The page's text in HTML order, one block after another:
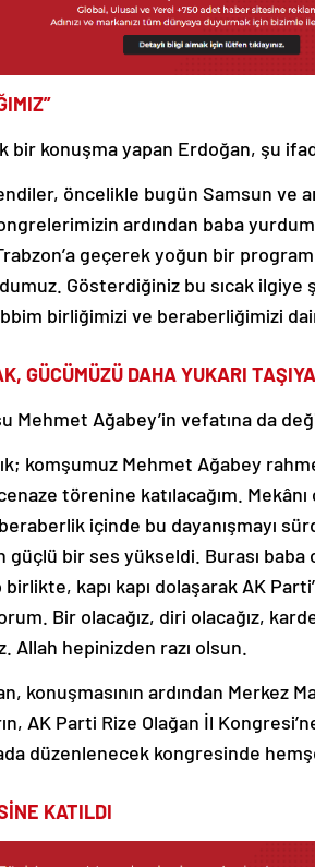
bir konuşma yapan Erdoğan, şu
öncelikle bugün Samsun ve
ardından baba
geçerek yoğun bir
Gösterdiğiniz bu sıcak
birliğimizi ve beraberliğimizi
GÜCÜMÜZÜ DAHA YUKARI
Mehmet Ağabey’in vefatına da
komşumuz Mehmet Ağabey
törenine katılacağım.
içinde bu dayanışmayı
güçlü bir ses yükseldi. Burası
kapı kapı dolaşarak AK
Bir olacağız, diri olacağız,
Allah hepinizden razı olsun.
konuşmasının ardından Merkez
AK Parti Rize Olağan İl
düzenlenecek kongresinde
KATILDI